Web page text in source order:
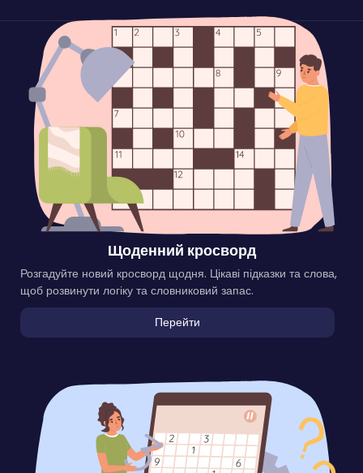
Щоденний кросворд
Розгадуйте новий кросворд щодня. Цікаві підказки та слова,
щоб розвинути логіку та словниковий запас.
Перейти